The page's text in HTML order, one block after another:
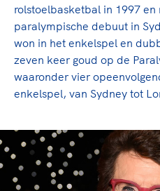
rolstoelbasketbal in 1997
paralympische debuut in
won in het enkelspel en
zeven keer goud op de
waaronder vier
enkelspel, van Sydney tot